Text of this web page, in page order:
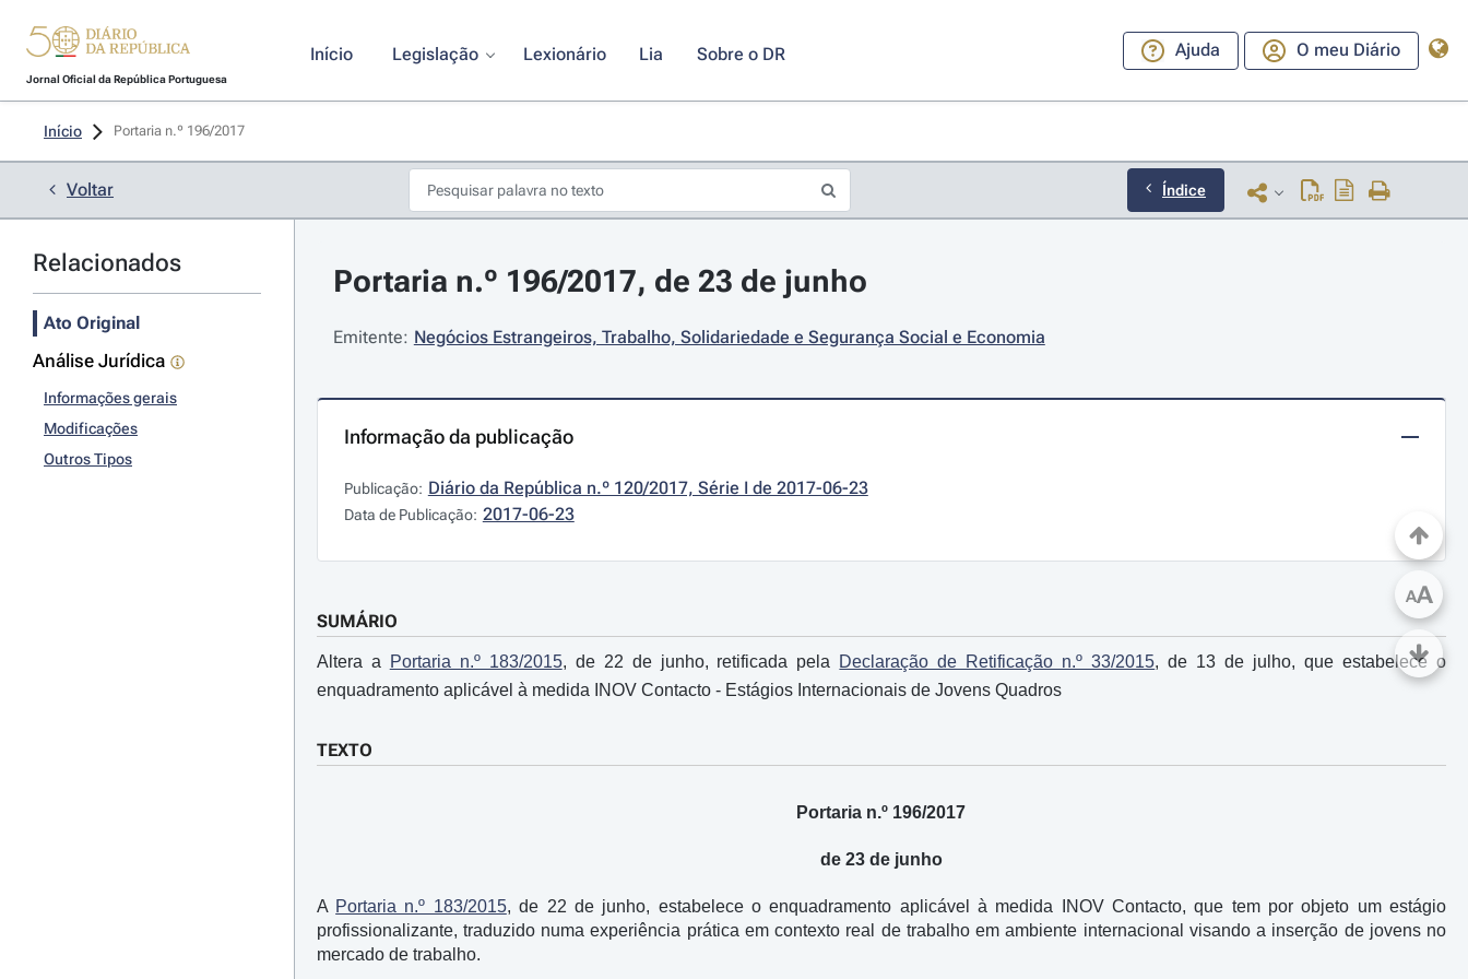
Jornal Oficial da República Portuguesa
Início Legislação Lexionário Lia Sobre o DR Ajuda O meu Diário
Início Portaria n.º 196/2017
Voltar Índice
Relacionados
Ato Original
Análise Jurídica
Informações gerais
Modificações
Outros Tipos
Portaria n.º 196/2017, de 23 de junho
Emitente: Negócios Estrangeiros, Trabalho, Solidariedade e Segurança Social e Economia
Informação da publicação
Publicação: Diário da República n.º 120/2017, Série I de 2017-06-23
Data de Publicação: 2017-06-23
SUMÁRIO
Altera a Portaria n.º 183/2015, de 22 de junho, retificada pela Declaração de Retificação n.º 33/2015, de 13 de julho, que estabelece o
enquadramento aplicável à medida INOV Contacto - Estágios Internacionais de Jovens Quadros
TEXTO
Portaria n.º 196/2017
de 23 de junho
A Portaria n.º 183/2015, de 22 de junho, estabelece o enquadramento aplicável à medida INOV Contacto, que tem por objeto um estágio
profissionalizante, traduzido numa experiência prática em contexto real de trabalho em ambiente internacional visando a inserção de jovens no
mercado de trabalho.
AA